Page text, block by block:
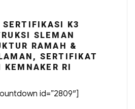
SERTIFIKASI K3
SLEMAN
RAMAH &
SERTIFIKAT
KEMNAKER RI
id=”2809″]